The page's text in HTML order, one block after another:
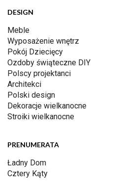
DESIGN
Meble
Wyposażenie wnętrz
Pokój Dziecięcy
Ozdoby świąteczne DIY
Polscy projektanci
Architekci
Polski design
Dekoracje wielkanocne
Stroiki wielkanocne
PRENUMERATA
Ładny Dom
Cztery Kąty